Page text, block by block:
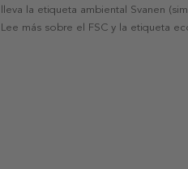
lleva la etiqueta ambiental Svanen
Lee más sobre el FSC y la etiqueta